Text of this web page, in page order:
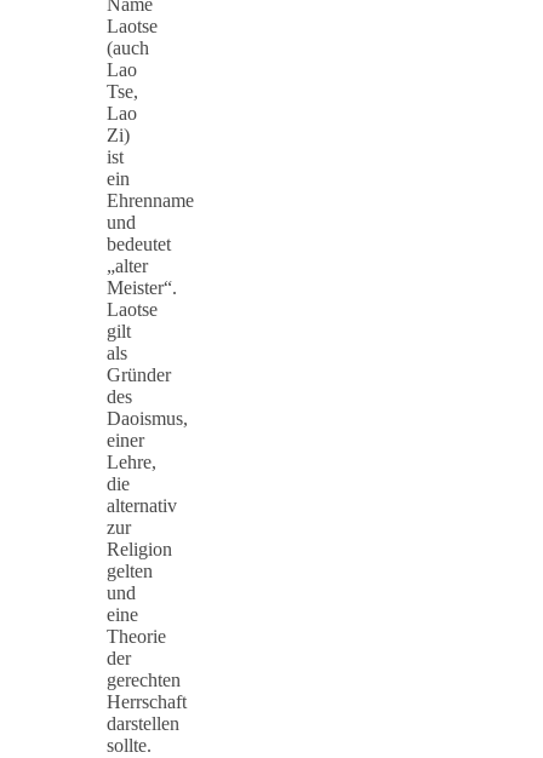
Name
Laotse
(auch
Lao
Tse,
Lao
Zi)
ist
ein
Ehrenname
und
bedeutet
„alter
Meister“.
Laotse
gilt
als
Gründer
des
Daoismus,
einer
Lehre,
die
alternativ
zur
Religion
gelten
und
eine
Theorie
der
gerechten
Herrschaft
darstellen
sollte.